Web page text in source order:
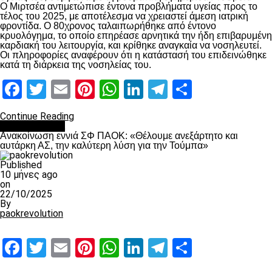
Ο Μιρτσέα αντιμετώπισε έντονα προβλήματα υγείας προς το
τέλος του 2025, με αποτέλεσμα να χρειαστεί άμεση ιατρική
φροντίδα. Ο 80χρονος ταλαιπωρήθηκε από έντονο
κρυολόγημα, το οποίο επηρέασε αρνητικά την ήδη επιβαρυμένη
καρδιακή του λειτουργία, και κρίθηκε αναγκαία να νοσηλευτεί.
Οι πληροφορίες αναφέρουν ότι η κατάστασή του επιδεινώθηκε
κατά τη διάρκεια της νοσηλείας του.
Facebook
Twitter
EmailPinterest
WhatsApp
LinkedIn
Telegram
Continue Reading
Ανακοίνωση εννιά ΣΦ ΠΑΟΚ: «Θέλουμε ανεξάρτητο και
αυτάρκη ΑΣ, την καλύτερη λύση για την Τούμπα»
Published
10 μήνες ago
on
22/10/2025
By
paokrevolution
Facebook
Twitter
EmailPinterest
WhatsApp
LinkedIn
Telegram